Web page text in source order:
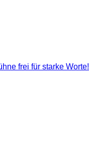
frei für starke Worte!